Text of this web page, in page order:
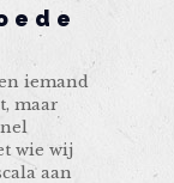
iemand
maar
wie wij
aan